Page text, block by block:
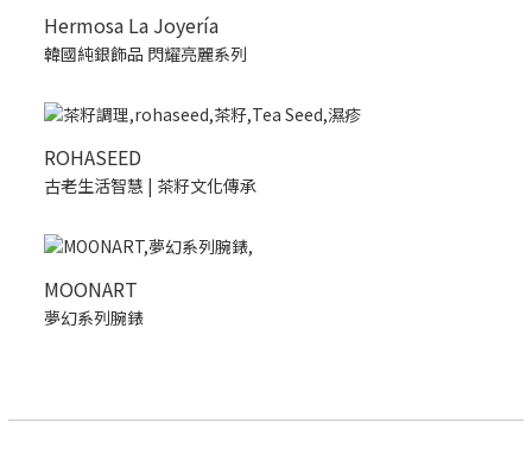
Hermosa La Joyería
韓國純銀飾品 閃耀亮麗系列
ROHASEED
古老生活智慧 | 茶籽文化傳承
MOONART
夢幻系列腕錶